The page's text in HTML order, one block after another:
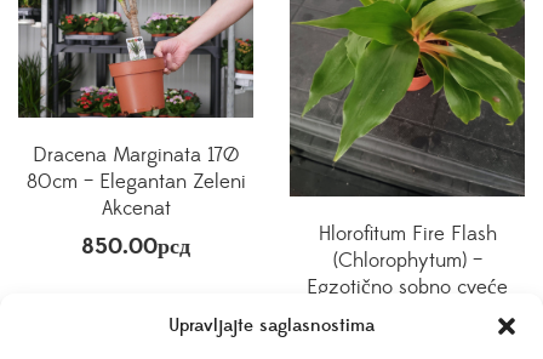
Upravljajte saglasnostima
Dracena Marginata 17Ø
80cm – Elegantan Zeleni
Akcenat
850.00рсд
Hlorofitum Fire Flash
(Chlorophytum) –
Egzotično sobno cveće
650.00